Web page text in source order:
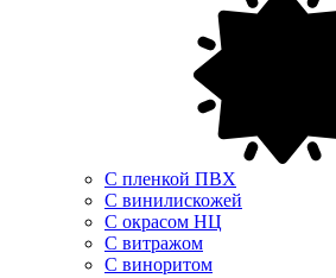
С пленкой ПВХ
С винилискожей
С окрасом НЦ
С витражом
С виноритом